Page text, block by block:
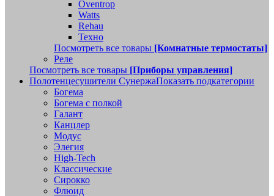
Oventrop
Watts
Rehau
Техно
Посмотреть все товары [Комнатные термостаты]
Реле
Посмотреть все товары [Приборы управления]
Полотенцесушители СунержаПоказать подкатегории
Богема
Богема с полкой
Галант
Канцлер
Модус
Элегия
High-Tech
Классические
Сирокко
Флюид